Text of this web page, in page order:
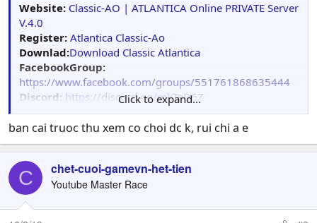
Website: Classic-AO | ATLANTICA Online PRIVATE Server
V.4.0
Register: Atlantica Classic-Ao
Downlad:Download Classic Atlantica
FacebookGroup:
https://www.facebook.com/groups/551761868635444
Discord: https://discord.gg/mkTeD6Z
WhatsApp:
https://chat.whatsapp.com/H1nkxmLnDSPLZL7FM0AlnL
Click to expand...
ban cai truoc thu xem co choi dc k, rui chi a e
C chet-cuoi-gamevn-het-tien
Youtube Master Race